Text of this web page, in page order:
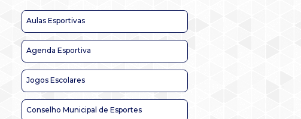
Aulas Esportivas
Agenda Esportiva
Jogos Escolares
Conselho Municipal de Esportes